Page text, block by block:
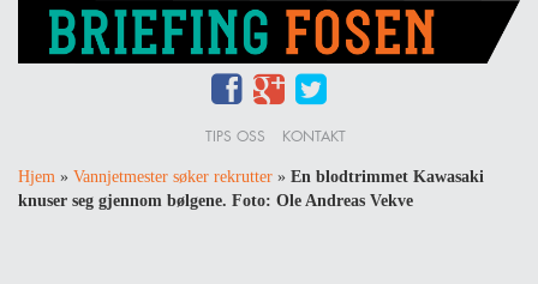
TIPS OSS KONTAKT
Hjem » Vannjetmester søker rekrutter » En blodtrimmet Kawasaki
knuser seg gjennom bølgene. Foto: Ole Andreas Vekve